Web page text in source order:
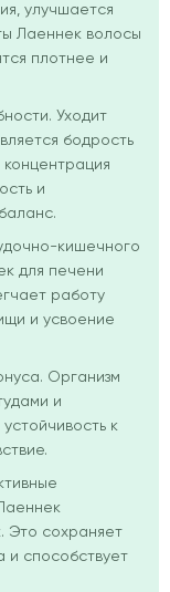
улучшается
Лаеннек волосы
плотнее и
Уходит
бодрость
и
кишечного
для печени
работу
и усвоение
Организм
и
к
Это сохраняет
и способствует